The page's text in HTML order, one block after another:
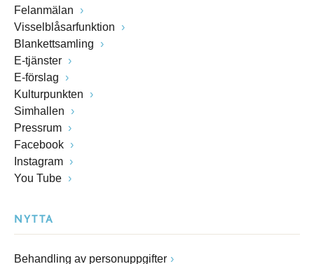
Felanmälan
Visselblåsarfunktion
Blankettsamling
E-tjänster
E-förslag
Kulturpunkten
Simhallen
Pressrum
Facebook
Instagram
You Tube
NYTTA
Behandling av personuppgifter